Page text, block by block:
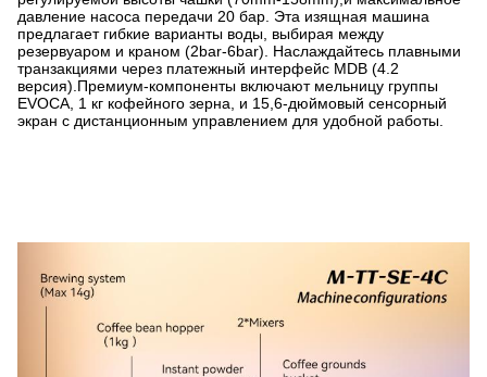
давление насоса передачи 20 бар. Эта изящная машина
предлагает гибкие варианты воды, выбирая между
резервуаром и краном (2bar-6bar). Наслаждайтесь плавными
транзакциями через платежный интерфейс MDB (4.2
версия).Премиум-компоненты включают мельницу группы
EVOCA, 1 кг кофейного зерна, и 15,6-дюймовый сенсорный
экран с дистанционным управлением для удобной работы.